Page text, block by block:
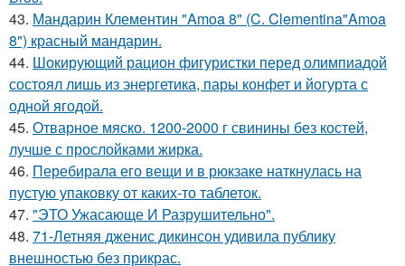
43. Мандарин Клементин "Amoa 8" (C. Clementina"Amoa
8") красный мандарин.
44. Шокирующий рацион фигуристки перед олимпиадой
состоял лишь из энергетика, пары конфет и йогурта с
одной ягодой.
45. Отварное мяско. 1200-2000 г свинины без костей,
лучше с прослойками жирка.
46. Перебирала его вещи и в рюкзаке наткнулась на
пустую упаковку от каких-то таблеток.
47. "ЭТО Ужасающе И Разрушительно".
48. 71-Летняя дженис дикинсон удивила публику
внешностью без прикрас.